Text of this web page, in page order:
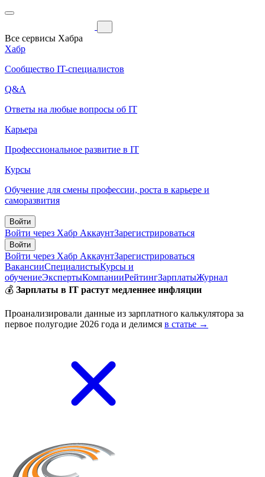
Все сервисы Хабра
Хабр
Сообщество IT-специалистов
Q&A
Ответы на любые вопросы об IT
Карьера
Профессиональное развитие в IT
Курсы
Обучение для смены профессии, роста в карьере и
саморазвития
Войти
Войти через Хабр АккаунтЗарегистрироваться
Войти
Войти через Хабр АккаунтЗарегистрироваться
ВакансииСпециалистыКурсы и
обучениеЭкспертыКомпанииРейтингЗарплатыЖурнал
💰 Зарплаты в IT растут медленнее инфляции
Проанализировали данные из зарплатного калькулятора за
первое полугодие 2026 года и делимся в статье →